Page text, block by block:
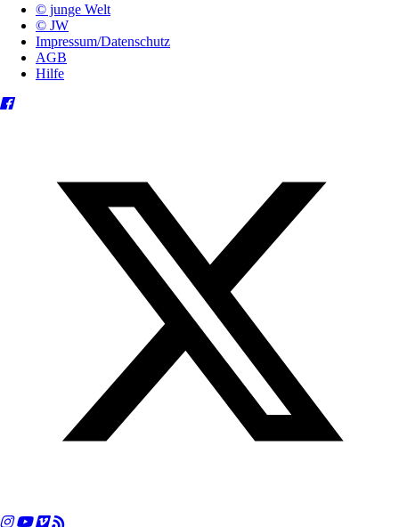
© junge Welt
© JW
Impressum/Datenschutz
AGB
Hilfe